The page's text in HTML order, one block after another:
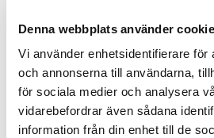
Denna webbplats använder
Vi använder enhetsidentifierare för
och annonserna till användarna,
för sociala medier och analysera
vidarebefordrar även sådana
information från din enhet till de
Stryk även fraser som
att ta en AW på
som vill utmana
de kan ha en direkt